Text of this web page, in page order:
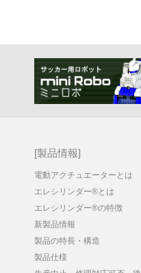
製品情報
電動アクチュエーターとは
エレシリンダー®とは
エレシリンダー®の特徴
新製品情報
製品の特長・構造
製品仕様